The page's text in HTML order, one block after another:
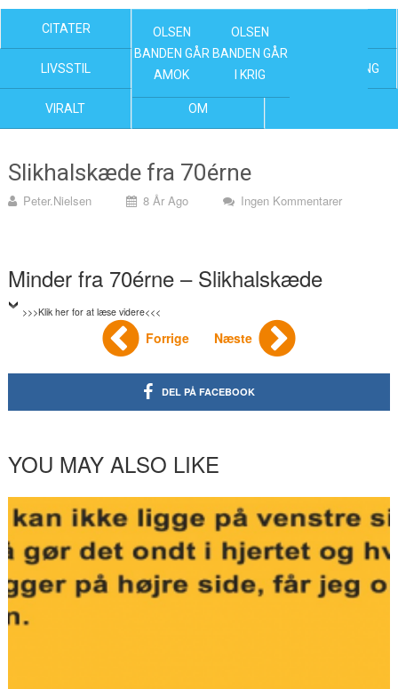
CITATER OLSEN BANDEN FILM
OLSEN
BANDEN GÅR
AMOK
OLSEN
BANDEN GÅR
I KRIG
LIVSSTIL NYHEDER UNDERHOLDNING
VIRALT OM
Slikhalskæde fra 70érne
Peter.nielsen 8 År Ago Ingen Kommentarer
Minder fra 70érne – Slikhalskæde
>>>Klik her for at læse videre<<<
Forrige Næste
DEL PÅ FACEBOOK
YOU MAY ALSO LIKE